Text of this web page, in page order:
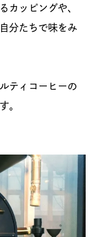
カッピングや、
分たちで味をみ
ティコーヒーの
。